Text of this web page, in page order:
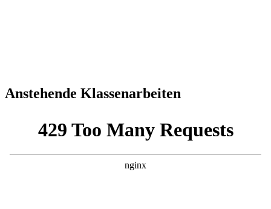
Anstehende Klassenarbeiten